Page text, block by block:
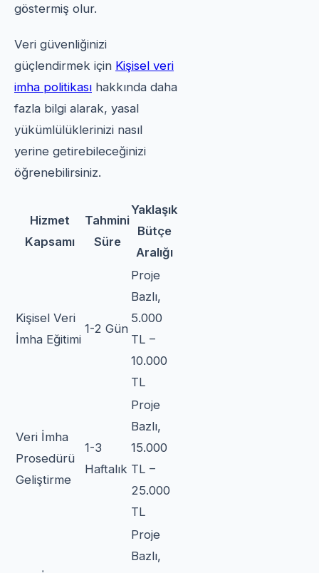
göstermiş olur.
Veri güvenliğinizi
güçlendirmek için Kişisel veri
imha politikası hakkında daha
fazla bilgi alarak, yasal
yükümlülüklerinizi nasıl
yerine getirebileceğinizi
öğrenebilirsiniz.
Hizmet
Kapsamı
Tahmini
Süre
Yaklaşık
Bütçe
Aralığı
Kişisel Veri
İmha Eğitimi
1-2 Gün
Proje
Bazlı,
5.000
TL –
10.000
TL
Veri İmha
Prosedürü
Geliştirme
1-3
Haftalık
Proje
Bazlı,
15.000
TL –
25.000
TL
Proje
Bazlı,